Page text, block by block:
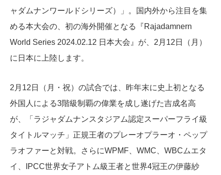
ャダムナンワールドシリーズ）」。国内外から注目を集
める本大会の、初の海外開催となる『Rajadamnern
World Series 2024.02.12 日本大会』が、2月12日（月）
に日本に上陸します。
2月12日（月・祝）の試合では、昨年末に史上初となる
外国人による3階級制覇の偉業を成し遂げた吉成名高
が、「ラジャダムナンスタジアム認定スーパーフライ級
タイトルマッチ」正規王者のプレーオプラーオ・ペップ
ラオファーと対戦。さらにWPMF、WMC、WBCムエタ
イ、IPCC世界女子アトム級王者と世界4冠王の伊藤紗